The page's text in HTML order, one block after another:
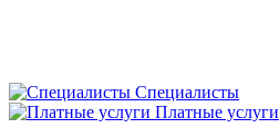
Специалисты
Платные услуги